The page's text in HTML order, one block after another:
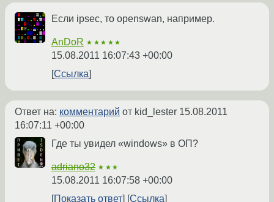
Если ipsec, то openswan, например.
AnDoR ★★★★★
15.08.2011 16:07:43 +00:00
Ссылка
Ответ на: комментарий от kid_lester 15.08.2011
16:07:11 +00:00
Где ты увидел «windows» в ОП?
adriano32 ★★★
15.08.2011 16:07:58 +00:00
Показать ответ
Ссылка